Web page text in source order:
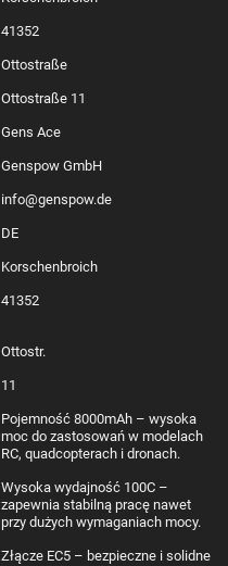
41352
Ottostraße
Ottostraße 11
Gens Ace
Genspow GmbH
info@genspow.de
DE
Korschenbroich
41352
Ottostr.
11
Pojemność 8000mAh – wysoka
moc do zastosowań w modelach
RC, quadcopterach i dronach.
Wysoka wydajność 100C –
zapewnia stabilną pracę nawet
przy dużych wymaganiach mocy.
Złącze EC5 – bezpieczne i solidne